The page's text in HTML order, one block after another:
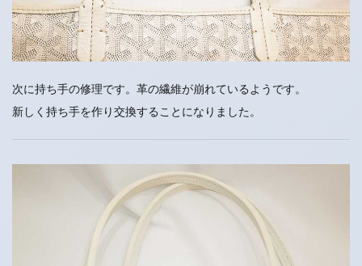
次に持ち手の修理です。革の繊維が崩れているようです。
新しく持ち手を作り交換することになりました。